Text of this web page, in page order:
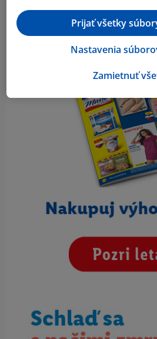
Zamietnuť
Nastavenia
Prijať všetky